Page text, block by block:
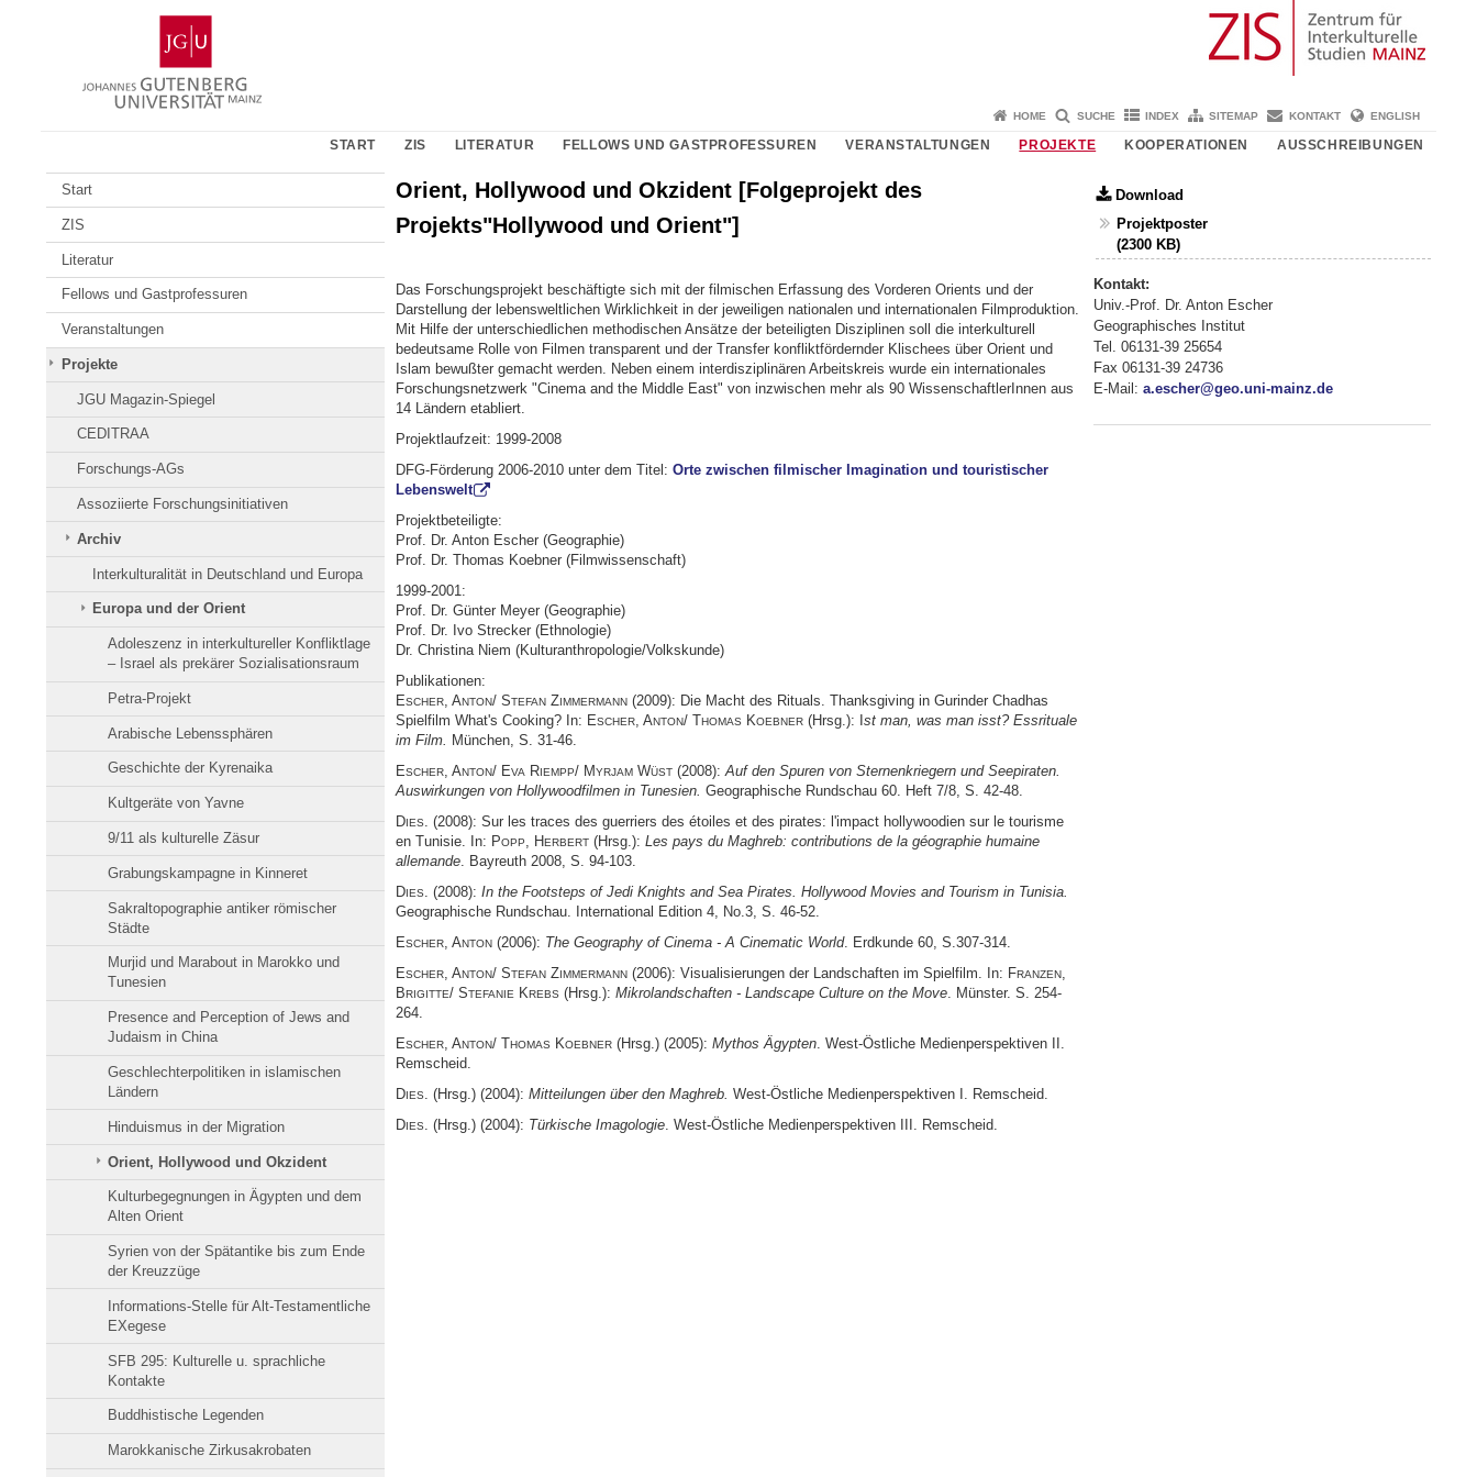
Gutenberg-
Universität
Mainz
HOME SUCHE INDEX SITEMAP KONTAKT ENGLISH
START ZIS LITERATUR FELLOWS UND GASTPROFESSUREN VERANSTALTUNGEN PROJEKTE KOOPERATIONEN AUSSCHREIBUNGEN
Start
ZIS
Literatur
Fellows und Gastprofessuren
Veranstaltungen
Projekte
JGU Magazin-Spiegel
CEDITRAA
Forschungs-AGs
Assoziierte Forschungsinitiativen
Archiv
Interkulturalität in Deutschland und Europa
Europa und der Orient
Adoleszenz in interkultureller Konfliktlage
– Israel als prekärer Sozialisationsraum
Petra-Projekt
Arabische Lebenssphären
Geschichte der Kyrenaika
Kultgeräte von Yavne
9/11 als kulturelle Zäsur
Grabungskampagne in Kinneret
Sakraltopographie antiker römischer
Städte
Murjid und Marabout in Marokko und
Tunesien
Presence and Perception of Jews and
Judaism in China
Geschlechterpolitiken in islamischen
Ländern
Hinduismus in der Migration
Orient, Hollywood und Okzident
Kulturbegegnungen in Ägypten und dem
Alten Orient
Syrien von der Spätantike bis zum Ende
der Kreuzzüge
Informations-Stelle für Alt-Testamentliche
EXegese
SFB 295: Kulturelle u. sprachliche
Kontakte
Buddhistische Legenden
Marokkanische Zirkusakrobaten
Orient, Hollywood und Okzident [Folgeprojekt des
Projekts"Hollywood und Orient"]
Das Forschungsprojekt beschäftigte sich mit der filmischen Erfassung des Vorderen Orients und der
Darstellung der lebensweltlichen Wirklichkeit in der jeweiligen nationalen und internationalen Filmproduktion.
Mit Hilfe der unterschiedlichen methodischen Ansätze der beteiligten Disziplinen soll die interkulturell
bedeutsame Rolle von Filmen transparent und der Transfer konfliktfördernder Klischees über Orient und
Islam bewußter gemacht werden. Neben einem interdisziplinären Arbeitskreis wurde ein internationales
Forschungsnetzwerk "Cinema and the Middle East" von inzwischen mehr als 90 WissenschaftlerInnen aus
14 Ländern etabliert.
Projektlaufzeit: 1999-2008
DFG-Förderung 2006-2010 unter dem Titel: Orte zwischen filmischer Imagination und touristischer
Lebenswelt
Projektbeteiligte:
Prof. Dr. Anton Escher (Geographie)
Prof. Dr. Thomas Koebner (Filmwissenschaft)
1999-2001:
Prof. Dr. Günter Meyer (Geographie)
Prof. Dr. Ivo Strecker (Ethnologie)
Dr. Christina Niem (Kulturanthropologie/Volkskunde)
Publikationen:
ESCHER, ANTON/ STEFANZIMMERMANN(2009): Die Macht des Rituals. Thanksgiving in Gurinder Chadhas
Spielfilm What's Cooking? In: ESCHER, ANTON/ THOMAS KOEBNER(Hrsg.): Ist man, was man isst? Essrituale
im Film. München, S. 31-46.
ESCHER, ANTON/ EVA RIEMPP/ MYRJAMWÜST(2008): Auf den Spuren von Sternenkriegern und Seepiraten.
Auswirkungen von Hollywoodfilmen in Tunesien. Geographische Rundschau 60. Heft 7/8, S. 42-48.
DIES
. (2008): Sur les traces des guerriers des étoiles et des pirates: l'impact hollywoodien sur le tourisme
en Tunisie. In: POPP , HERBERT(Hrsg.): Les pays du Maghreb: contributions de la géographie humaine
allemande. Bayreuth 2008, S. 94-103.
DIES . (2008): In the Footsteps of Jedi Knights and Sea Pirates. Hollywood Movies and Tourism in Tunisia.
Geographische Rundschau. International Edition 4, No.3, S. 46-52.
ESCHER, ANTON(2006): The Geography of Cinema - A Cinematic World. Erdkunde 60, S.307-314.
ESCHER, ANTON/ STEFANZIMMERMANN(2006): Visualisierungen der Landschaften im Spielfilm. In: FRANZEN,
BRIGITTE/ STEFANIE KREBS (Hrsg.): Mikrolandschaften - Landscape Culture on the Move. Münster. S. 254-
264.
ESCHER, ANTON/ THOMAS KOEBNER(Hrsg.) (2005): Mythos Ägypten. West-Östliche Medienperspektiven II.
Remscheid.
DIES . (Hrsg.) (2004): Mitteilungen über den Maghreb. West-Östliche Medienperspektiven I. Remscheid.
DIES . (Hrsg.) (2004): Türkische Imagologie. West-Östliche Medienperspektiven III. Remscheid.
Download
Projektposter
(2300 KB)
Kontakt:
Univ.-Prof. Dr. Anton Escher
Geographisches Institut
Tel. 06131-39 25654
Fax 06131-39 24736
E-Mail: a.escher@geo.uni-mainz.de